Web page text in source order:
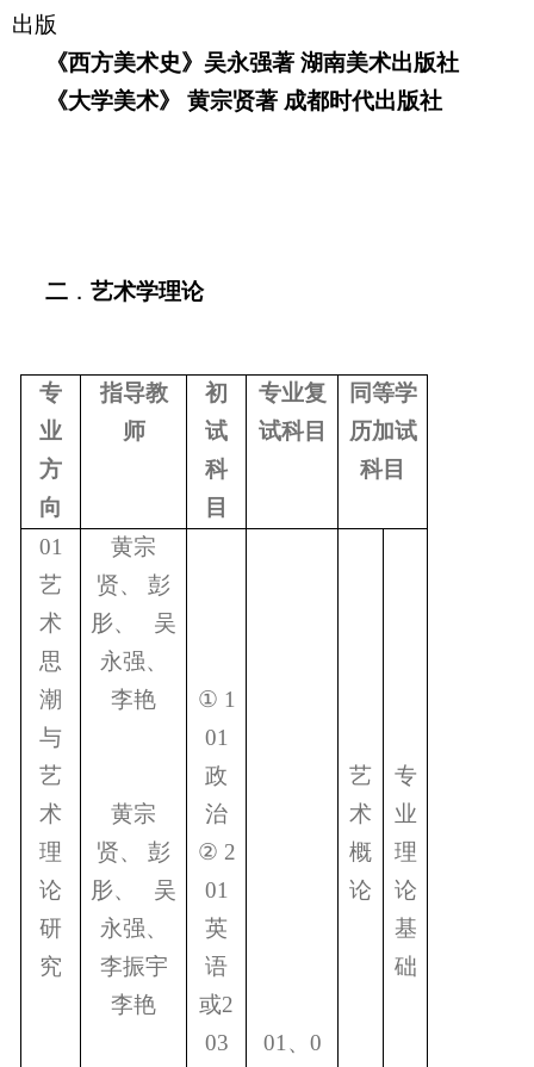
出版
《西方美术史》吴永强著 湖南美术出版社
《大学美术》
黄宗贤著 成都时代出版社
二 ． 艺术学理论
专
业
方
向
指导教
师
初
试
科
目
专业复
试科目
同等学
历加试
科目
01
艺
术
思
潮
与
艺
术
理
论
研
究
黄宗
贤、 彭
肜、
吴
永强、
李艳
黄宗
贤、 彭
肜、
吴
永强、
李振宇
李艳
① 1
01
政
治
② 2
01
英
语
或2
03
01 、 0
艺
术
概
论
专
业
理
论
基
础